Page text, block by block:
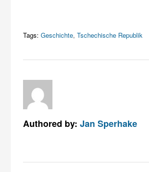
Tags: Geschichte,Tschechische Republik
Authored by:Jan Sperhake